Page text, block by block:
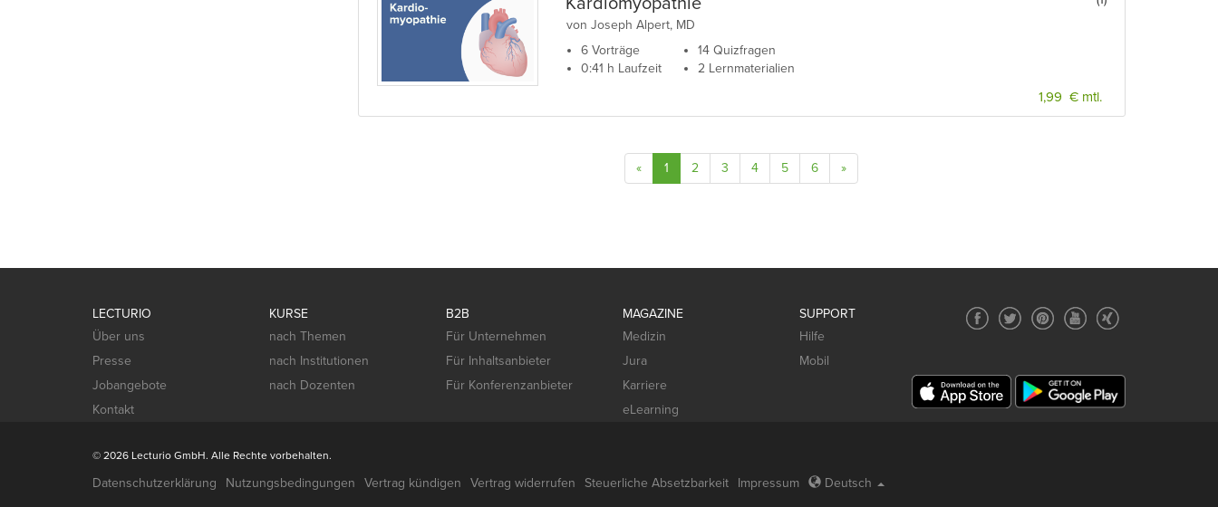
von Joseph Alpert, MD
6 Vorträge
0:41 h Laufzeit
14 Quizfragen
2 Lernmaterialien
1,99 € mtl.
« 1 2 3 4 5 6 »
LECTURIO
Über uns
Presse
Jobangebote
Kontakt
KURSE
nach Themen
nach Institutionen
nach Dozenten
B2B
Für Unternehmen
Für Inhaltsanbieter
Für Konferenzanbieter
MAGAZINE
Medizin
Jura
Karriere
eLearning
SUPPORT
Hilfe
Mobil
© 2026 Lecturio GmbH. Alle Rechte vorbehalten.
Datenschutzerklärung Nutzungsbedingungen Vertrag kündigen Vertrag widerrufen Steuerliche Absetzbarkeit Impressum Deutsch